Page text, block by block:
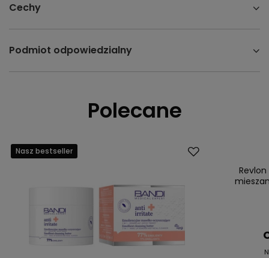
Cechy
Podmiot odpowiedzialny
Polecane
Nasz bestseller
Nasz